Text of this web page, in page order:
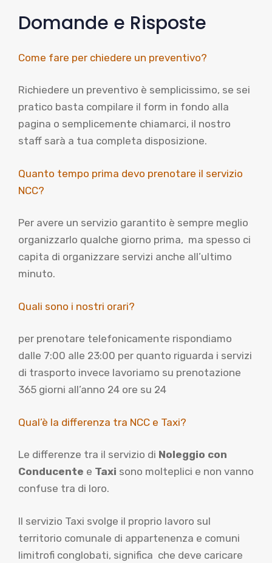
Domande e Risposte
Come fare per chiedere un preventivo?
Richiedere un preventivo è semplicissimo, se sei
pratico basta compilare il form in fondo alla
pagina o semplicemente chiamarci, il nostro
staff sarà a tua completa disposizione.
Quanto tempo prima devo prenotare il servizio
NCC?
Per avere un servizio garantito è sempre meglio
organizzarlo qualche giorno prima, ma spesso ci
capita di organizzare servizi anche all’ultimo
minuto.
Quali sono i nostri orari?
per prenotare telefonicamente rispondiamo
dalle 7:00 alle 23:00 per quanto riguarda i servizi
di trasporto invece lavoriamo su prenotazione
365 giorni all’anno 24 ore su 24
Qual’è la differenza tra NCC e Taxi?
Le differenze tra il servizio di Noleggio con
Conducente e Taxi sono molteplici e non vanno
confuse tra di loro.
Il servizio Taxi svolge il proprio lavoro sul
territorio comunale di appartenenza e comuni
limitrofi conglobati, significa che deve caricare